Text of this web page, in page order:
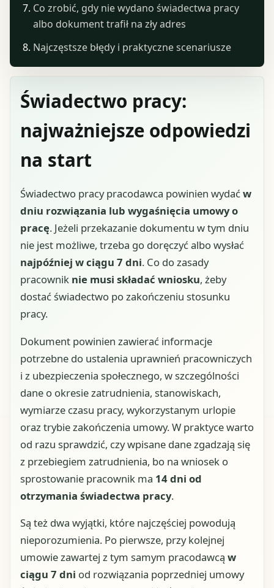
Świadectwo pracy:
najważniejsze odpowiedzi
na start
Świadectwo pracy pracodawca powinien wydaćw
dniu rozwiązania lub wygaśnięcia umowy o
pracę. Jeżeli przekazanie dokumentu w tym dniu
nie jest możliwe, trzeba go doręczyć albo wysłać
najpóźniej w ciągu 7 dni. Co do zasady
pracownik nie musi składać wniosku, żeby
dostać świadectwo po zakończeniu stosunku
pracy.
Dokument powinien zawierać informacje
potrzebne do ustalenia uprawnień pracowniczych
i z ubezpieczenia społecznego, w szczególności
dane o okresie zatrudnienia, stanowiskach,
wymiarze czasu pracy, wykorzystanym urlopie
oraz trybie zakończenia umowy. W praktyce warto
od razu sprawdzić, czy wpisane dane zgadzają się
z przebiegiem zatrudnienia, bo na wniosek o
sprostowanie pracownik ma 14 dni od
otrzymania świadectwa pracy.
Są też dwa wyjątki, które najczęściej powodują
nieporozumienia. Po pierwsze, przy kolejnej
umowie zawartej z tym samym pracodawcą w
ciągu 7 dni od rozwiązania poprzedniej umowy
Co zrobić, gdy nie wydano świadectwa pracy
albo dokument trafił na zły adres
Najczęstsze błędy i praktyczne scenariusze